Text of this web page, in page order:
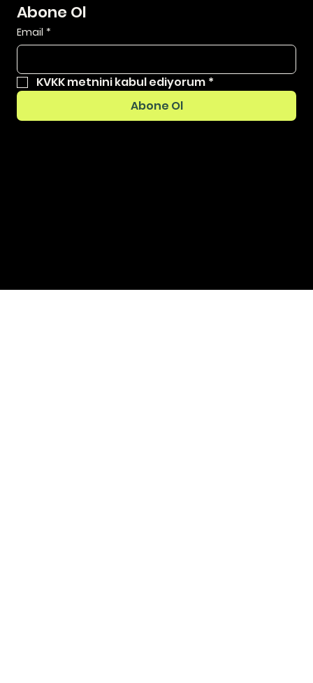
Abone Ol
Email *
KVKK metnini kabul ediyorum *
Abone Ol